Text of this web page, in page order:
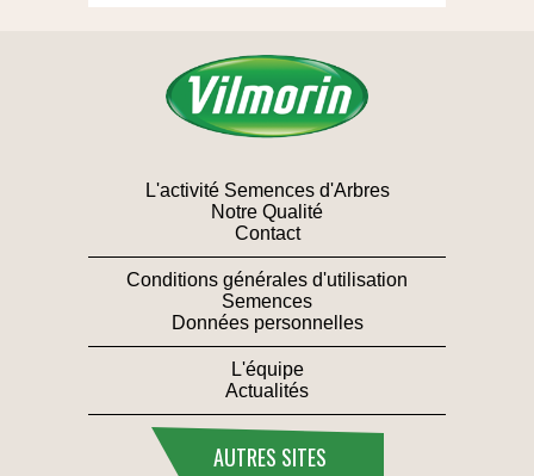
L'activité Semences d'Arbres
Notre Qualité
Contact
Conditions générales d'utilisation
Semences
Données personnelles
L'équipe
Actualités
AUTRES SITES